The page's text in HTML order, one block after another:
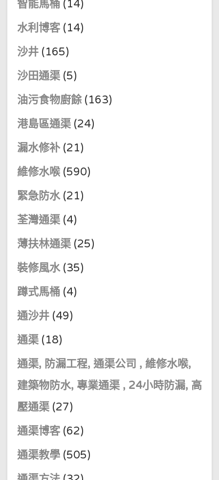
智能馬桶 (14)
水利博客(14)
沙井 (165)
沙田通渠 (5)
油污食物廚餘(163)
港島區通渠 (24)
漏水修补 (21)
維修水喉 (590)
緊急防水(21)
荃灣通渠 (4)
薄扶林通渠 (25)
裝修風水(35)
蹲式馬桶 (4)
通沙井 (49)
通渠 (18)
通渠, 防漏工程, 通渠公司 , 維修水喉,
建築物防水, 專業通渠 , 24小時防漏, 高
壓通渠 (27)
通渠博客(62)
通渠教學 (505)